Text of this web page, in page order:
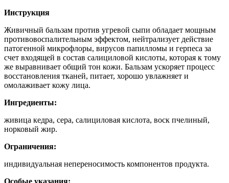
Инструкция
Живичный бальзам против угревой сыпи обладает мощным
противовоспалительным эффектом, нейтрализует действие
патогенной микрофлоры, вирусов папилломы и герпеса за
счет входящей в состав салициловой кислоты, которая к тому
же выравнивает общий тон кожи. Бальзам ускоряет процесс
восстановления тканей, питает, хорошо увлажняет и
омолаживает кожу лица.
Ингредиенты:
живица кедра, сера, салициловая кислота, воск пчелиный,
норковый жир.
Ограничения:
индивидуальная непереносимость компонентов продукта.
Особые указания: